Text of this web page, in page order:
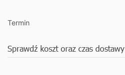
Termin
Sprawdź koszt oraz czas dostawy